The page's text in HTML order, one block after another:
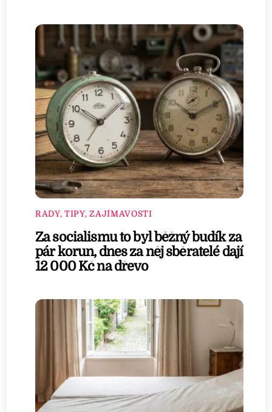
RADY, TIPY, ZAJÍMAVOSTI
Za socialismu to byl běžný budík za
pár korun, dnes za něj sběratelé dají
12 000 Kč na dřevo